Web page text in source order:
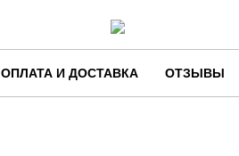
ОПЛАТА И ДОСТАВКА ОТЗЫВЫ